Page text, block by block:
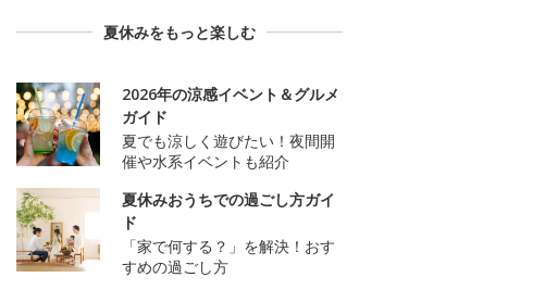
夏休みをもっと楽しむ
2026年の涼感イベント＆グルメ
ガイド
夏でも涼しく遊びたい！夜間開
催や水系イベントも紹介
夏休みおうちでの過ごし方ガイ
ド
「家で何する？」を解決！おす
すめの過ごし方